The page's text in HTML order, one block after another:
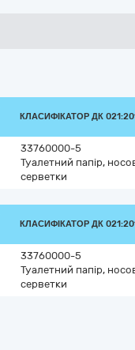
КЛАСИФІКАТОР ДК
33760000-5
Туалетний папір,
серветки
КЛАСИФІКАТОР ДК
33760000-5
Туалетний папір,
серветки